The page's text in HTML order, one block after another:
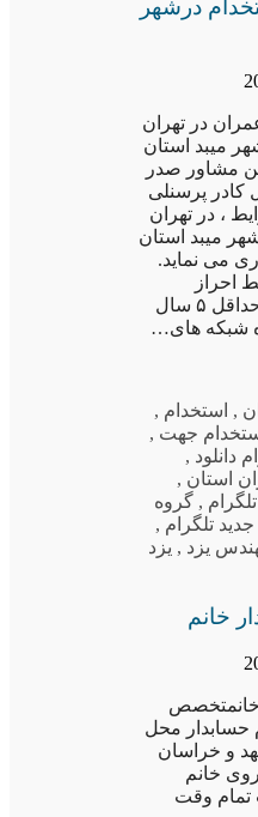
درشهر
در تهران
میبد استان
مشاور صدر
کادر پرسنلی
، در تهران
میبد استان
می نماید.
احراز
مهندس عمران با حداقل ۵ سال
شبکه های…
, استخدام ,
جهت ,
دانلود ,
استان ,
, گروه
تلگرام ,
یزد , یزد
خانم
خانمتخصص
حسابدار محل
و خراسان
خانم
تمام وقت